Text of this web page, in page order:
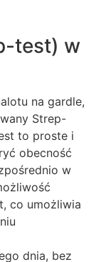
test) w
na gardle,
Strep-
to proste i
obecność
w
co umożliwia
dnia, bez